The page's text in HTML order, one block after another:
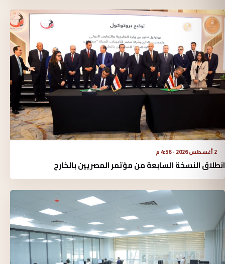
2 أغسطس 2026 - 4:56 م
انطلاق النسخة السابعة من مؤتمر المصريين بالخارج